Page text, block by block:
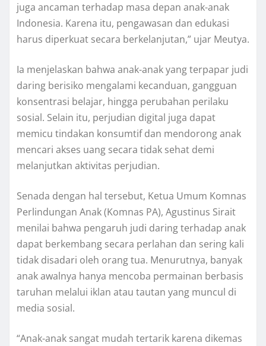
juga ancaman terhadap masa depan anak-anak
Indonesia. Karena itu, pengawasan dan edukasi
harus diperkuat secara berkelanjutan,” ujar Meutya.
Ia menjelaskan bahwa anak-anak yang terpapar judi
daring berisiko mengalami kecanduan, gangguan
konsentrasi belajar, hingga perubahan perilaku
sosial. Selain itu, perjudian digital juga dapat
memicu tindakan konsumtif dan mendorong anak
mencari akses uang secara tidak sehat demi
melanjutkan aktivitas perjudian.
Senada dengan hal tersebut, Ketua Umum Komnas
Perlindungan Anak (Komnas PA), Agustinus Sirait
menilai bahwa pengaruh judi daring terhadap anak
dapat berkembang secara perlahan dan sering kali
tidak disadari oleh orang tua. Menurutnya, banyak
anak awalnya hanya mencoba permainan berbasis
taruhan melalui iklan atau tautan yang muncul di
media sosial.
“Anak-anak sangat mudah tertarik karena dikemas